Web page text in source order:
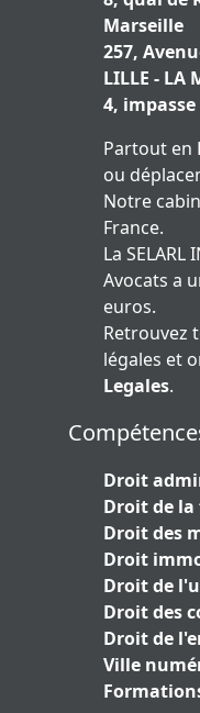
Marseille
257,
LILLE - LA
4,
Partout en
ou
Notre
France.
La SELARL
Avocats a
euros.
Retrouvez
légales et
Legales.
Droit
Droit de
Droit des
Droit
Droit de
Droit des
Droit de
Ville